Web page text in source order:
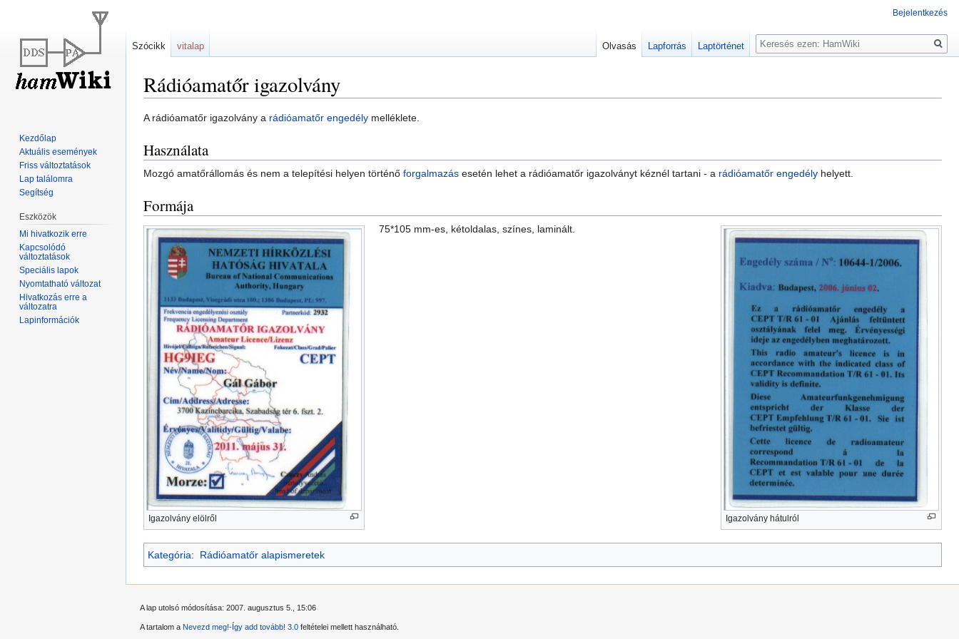
Rádióamatőr igazolvány
Ugrás
navigációhoz
Ugrás
kereséshez
A rádióamatőr igazolvány a rádióamatőr engedély melléklete.
Használata
Mozgó amatőrállomás és nem a telepítési helyen történő forgalmazás esetén lehet a rádióamatőr igazolványt kéznél tartani - a rádióamatőr engedély helyett.
Formája
Igazolvány elölről Igazolvány hátulról
75*105 mm-es, kétoldalas, színes, laminált.
Kategória: Rádióamatőr alapismeretek
Bejelentkezés
Szócikk vitalap Olvasás Lapforrás Laptörténet
Keresés
Kezdőlap
Aktuális események
Friss változtatások
Lap találomra
Segítség
Eszközök
Mi hivatkozik erre
Kapcsolódó
változtatások
Speciális lapok
Nyomtatható változat
Hivatkozás erre a
változatra
Lapinformációk
A lap utolsó módosítása: 2007. augusztus 5., 15:06
A tartalom a Nevezd meg!-Így add tovább! 3.0 feltételei mellett használható.